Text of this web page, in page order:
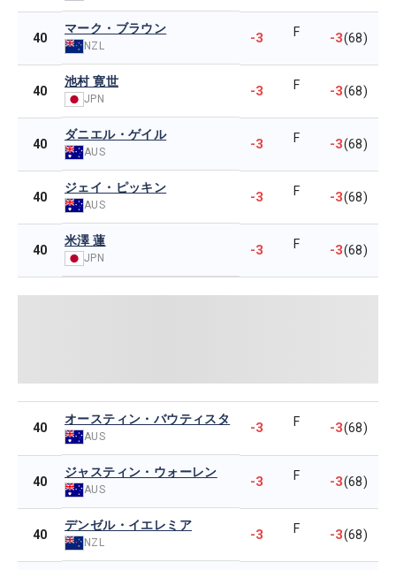
40
マーク・ブラウン
NZL -3 F -3(68)
40
池村 寛世
JPN -3 F -3(68)
40
ダニエル・ゲイル
AUS -3 F -3(68)
40
ジェイ・ピッキン
AUS -3 F -3(68)
40
米澤 蓮
JPN -3 F -3(68)
40
オースティン・バウティスタ
AUS
-3 F -3(68)
40
ジャスティン・ウォーレン
AUS -3 F -3(68)
40
デンゼル・イエレミア
NZL -3 F -3(68)